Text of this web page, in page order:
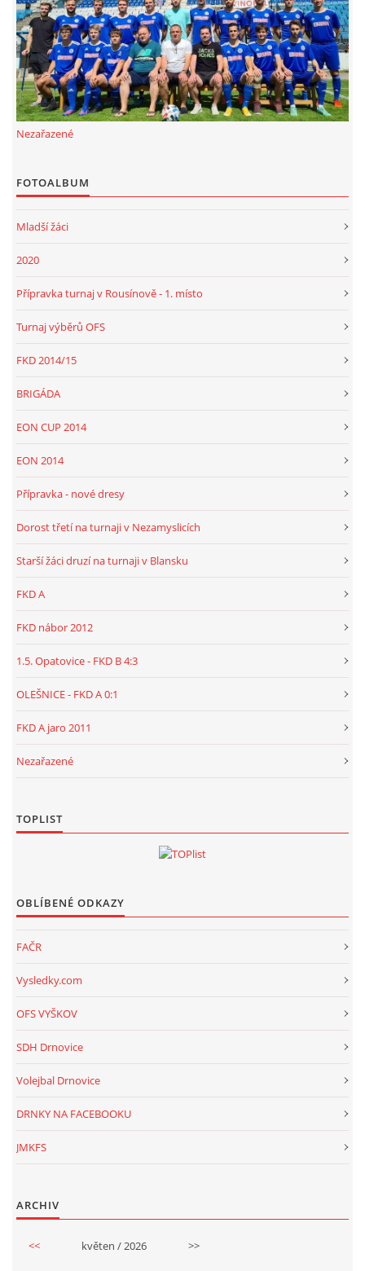
Nezařazené
FOTOALBUM
Mladší žáci
2020
Přípravka turnaj v Rousínově - 1. místo
Turnaj výběrů OFS
FKD 2014/15
BRIGÁDA
EON CUP 2014
EON 2014
Přípravka - nové dresy
Dorost třetí na turnaji v Nezamyslicích
Starší žáci druzí na turnaji v Blansku
FKD A
FKD nábor 2012
1.5. Opatovice - FKD B 4:3
OLEŠNICE - FKD A 0:1
FKD A jaro 2011
Nezařazené
TOPLIST
OBLÍBENÉ ODKAZY
FAČR
Vysledky.com
OFS VYŠKOV
SDH Drnovice
Volejbal Drnovice
DRNKY NA FACEBOOKU
JMKFS
ARCHIV
<< květen / 2026 >>